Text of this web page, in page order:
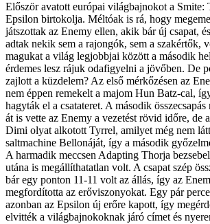
Először avatott európai világbajnokot a Smite:
Epsilon birtokolja. Méltóak is rá, hogy
játszottak az Enemy ellen, akik bár új csapat,
adtak nekik sem a rajongók, sem a szakértők,
magukat a világ legjobbjai között a második
érdemes lesz rájuk odafigyelni a jövőben. De
zajlott a küzdelem? Az első mérkőzésen az
nem éppen remekelt a majom Hun Batz-cal,
hagyták el a csatateret. A második
át is vette az Enemy a vezetést rövid időre, de
Dimi olyat alkotott Tyrrel, amilyet még nem
saltmachine Bellonáját, így a második
A harmadik meccsen Adapting Thorja
utána is megállíthatatlan volt. A csapat szép
bár egy ponton 11-11 volt az állás, így az
megfordította az erőviszonyokat. Egy pár
azonban az Epsilon új erőre kapott, így
elvitték a világbajnokoknak járó címet és